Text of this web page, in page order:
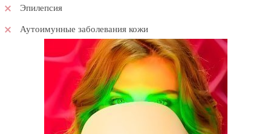
Эпилепсия
Аутоимунные заболевания кожи